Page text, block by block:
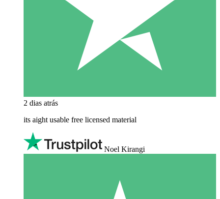
2 dias atrás
its aight usable free licensed material
Noel Kirangi